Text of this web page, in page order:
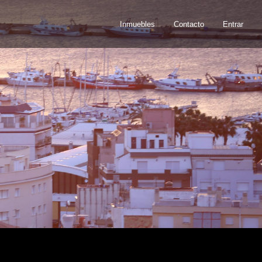
Inmuebles Contacto Entrar